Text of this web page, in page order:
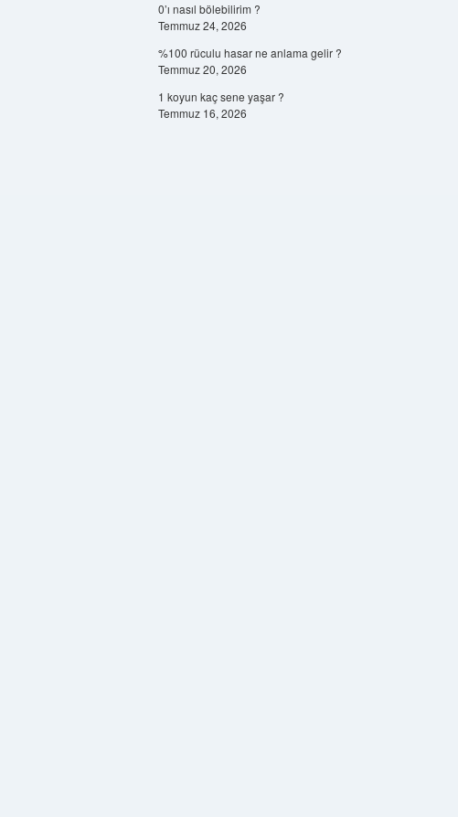
0’ı nasıl bölebilirim ?
Temmuz 24, 2026
%100 rüculu hasar ne anlama gelir ?
Temmuz 20, 2026
1 koyun kaç sene yaşar ?
Temmuz 16, 2026